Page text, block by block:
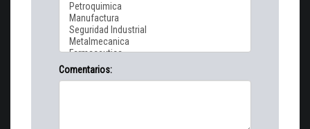
Comentarios: